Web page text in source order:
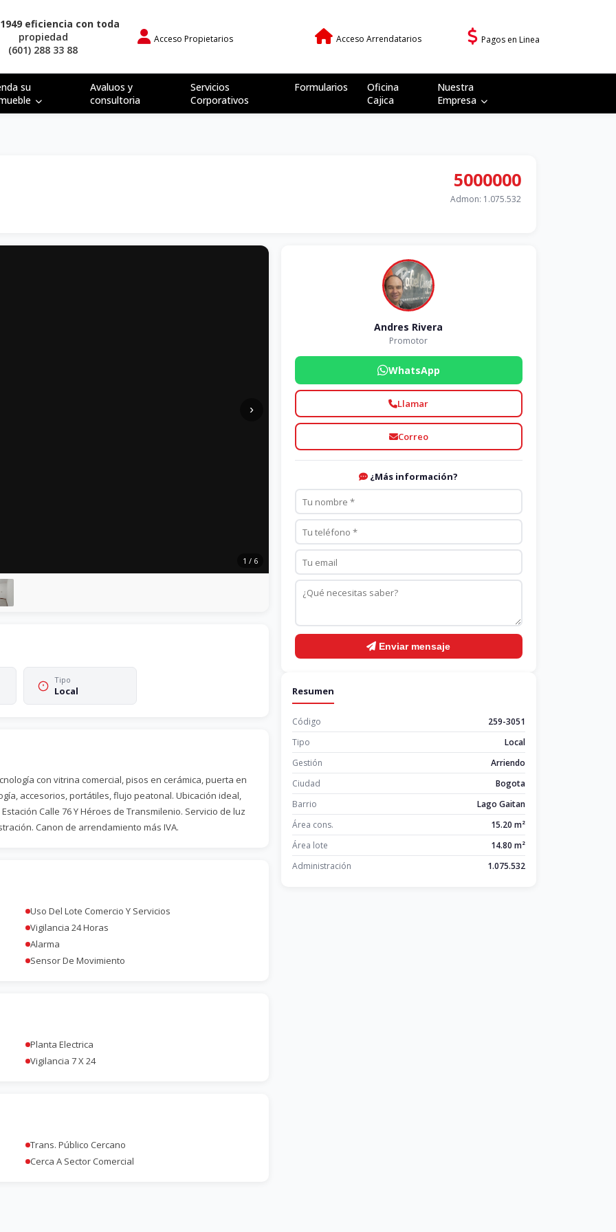
eficiencia con toda
propiedad
(601) 288 33 88
Acceso Propietarios Acceso Arrendatarios Pagos en Linea
su
Avaluos y
consultoria
Servicios
Corporativos
Formularios
Oficina
Cajica
Nuestra
Empresa
5000000
Admon: 1.075.532
›
1 / 6
Tipo
Local
con vitrina comercial, pisos en cerámica, puerta en
accesorios, portátiles, flujo peatonal. Ubicación ideal,
Calle 76 Y Héroes de Transmilenio. Servicio de luz
Canon de arrendamiento más IVA.
Uso Del Lote Comercio Y Servicios
Vigilancia 24 Horas
Alarma
Sensor De Movimiento
Planta Electrica
Vigilancia 7 X 24
Trans. Público Cercano
Cerca A Sector Comercial
Andres Rivera
Promotor
WhatsApp
Llamar
Correo
¿Más información?
Enviar mensaje
Resumen
Código
259-3051
Tipo
Local
Gestión
Arriendo
Ciudad
Bogota
Barrio
Lago Gaitan
Área cons.
15.20 m²
Área lote
14.80 m²
Administración
1.075.532